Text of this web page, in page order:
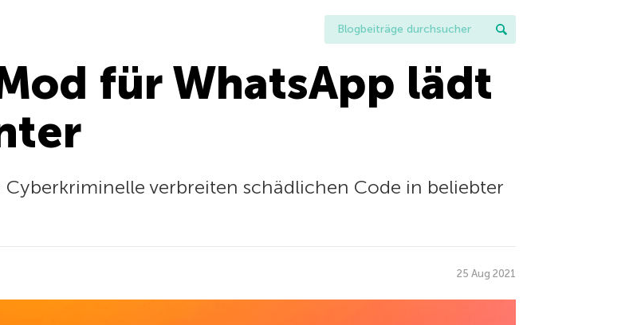
für WhatsApp lädt
Cyberkriminelle verbreiten schädlichen Code in beliebter
25 Aug 2021